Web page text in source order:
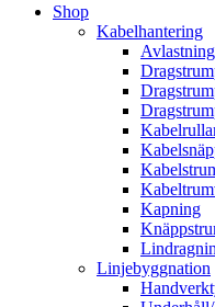
Shop
Kabelhantering
Kapning
Linjebyggnation